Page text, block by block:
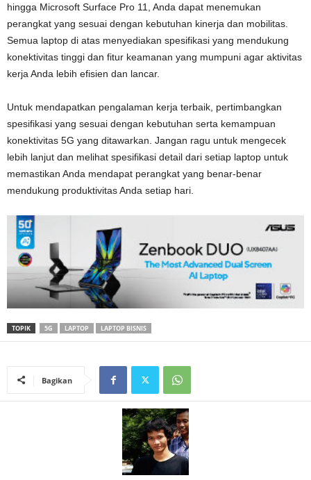
hingga Microsoft Surface Pro 11, Anda dapat menemukan
perangkat yang sesuai dengan kebutuhan kinerja dan mobilitas.
Semua laptop di atas menyediakan spesifikasi yang mendukung
konektivitas tinggi dan fitur keamanan yang mumpuni agar aktivitas
kerja Anda lebih efisien dan lancar.
Untuk mendapatkan pengalaman kerja terbaik, pertimbangkan
spesifikasi yang sesuai dengan kebutuhan serta kemampuan
konektivitas 5G yang ditawarkan. Jangan ragu untuk mengecek
lebih lanjut dan melihat spesifikasi detail dari setiap laptop untuk
memastikan Anda mendapat perangkat yang benar-benar
mendukung produktivitas Anda setiap hari.
TOPIK 5G LAPTOP LAPTOP BISNIS
Bagikan